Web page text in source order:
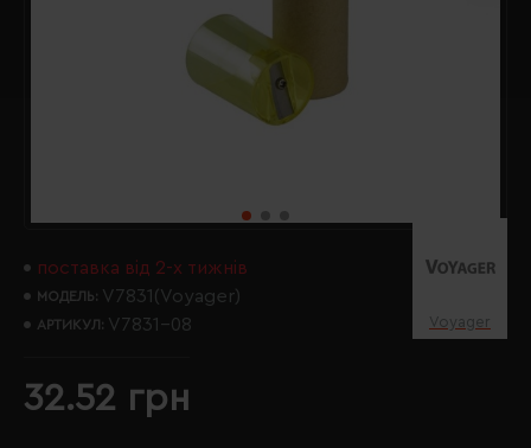
поставка від 2-х тижнів
МОДЕЛЬ: V7831(Voyager)
АРТИКУЛ: V7831-08 Voyager
32.52 грн